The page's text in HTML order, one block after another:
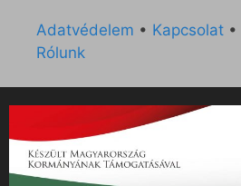
Adatvédelem • Kapcsolat •
Rólunk